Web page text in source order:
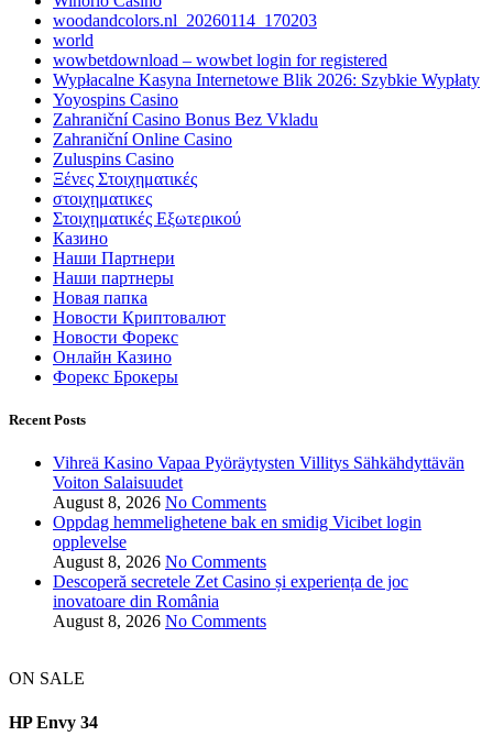
woodandcolors.nl_20260114_170203
world
wowbetdownload – wowbet login for registered
Wypłacalne Kasyna Internetowe Blik 2026: Szybkie Wypłaty
Yoyospins Casino
Zahraniční Casino Bonus Bez Vkladu
Zahraniční Online Casino
Zuluspins Casino
Ξένες Στοιχηματικές
στοιχηματικες
Στοιχηματικές Εξωτερικού
Казино
Наши Партнери
Наши партнеры
Новая папка
Новости Криптовалют
Новости Форекс
Онлайн Казино
Форекс Брокеры
Recent Posts
Vihreä Kasino Vapaa Pyöräytysten Villitys Sähkähdyttävän
Voiton Salaisuudet
August 8, 2026 No Comments
Oppdag hemmelighetene bak en smidig Vicibet login
opplevelse
August 8, 2026 No Comments
Descoperă secretele Zet Casino și experiența de joc
inovatoare din România
August 8, 2026 No Comments
ON SALE
HP Envy 34